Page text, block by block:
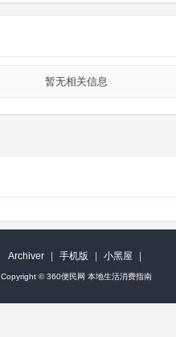
暂无相关信息
Archiver 手机版 小黑屋
Copyright ©360便民网 本地生活消费指南